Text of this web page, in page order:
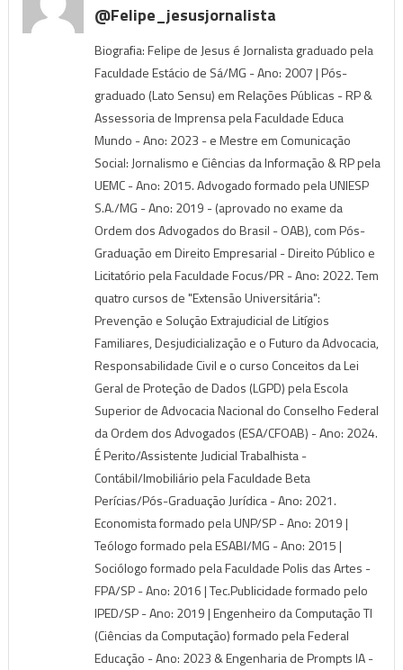
@felipe_jesusjornalista
Biografia: Felipe de Jesus é Jornalista graduado pela
Faculdade Estácio de Sá/MG - Ano: 2007 | Pós-
graduado (Lato Sensu) em Relações Públicas - RP &
Assessoria de Imprensa pela Faculdade Educa
Mundo - Ano: 2023 - e Mestre em Comunicação
Social: Jornalismo e Ciências da Informação & RP pela
UEMC - Ano: 2015. Advogado formado pela UNIESP
S.A./MG - Ano: 2019 - (aprovado no exame da
Ordem dos Advogados do Brasil - OAB), com Pós-
Graduação em Direito Empresarial - Direito Público e
Licitatório pela Faculdade Focus/PR - Ano: 2022. Tem
quatro cursos de "Extensão Universitária":
Prevenção e Solução Extrajudicial de Litígios
Familiares, Desjudicialização e o Futuro da Advocacia,
Responsabilidade Civil e o curso Conceitos da Lei
Geral de Proteção de Dados (LGPD) pela Escola
Superior de Advocacia Nacional do Conselho Federal
da Ordem dos Advogados (ESA/CFOAB) - Ano: 2024.
É Perito/Assistente Judicial Trabalhista -
Contábil/Imobiliário pela Faculdade Beta
Perícias/Pós-Graduação Jurídica - Ano: 2021.
Economista formado pela UNP/SP - Ano: 2019 |
Teólogo formado pela ESABI/MG - Ano: 2015 |
Sociólogo formado pela Faculdade Polis das Artes -
FPA/SP - Ano: 2016 | Tec.Publicidade formado pelo
IPED/SP - Ano: 2019 | Engenheiro da Computação TI
(Ciências da Computação) formado pela Federal
Educação - Ano: 2023 & Engenharia de Prompts IA -